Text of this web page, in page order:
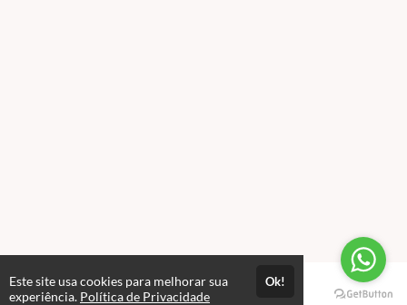
Páginas
Este site usa cookies para melhorar sua
experiência. Política de Privacidade
Ok!